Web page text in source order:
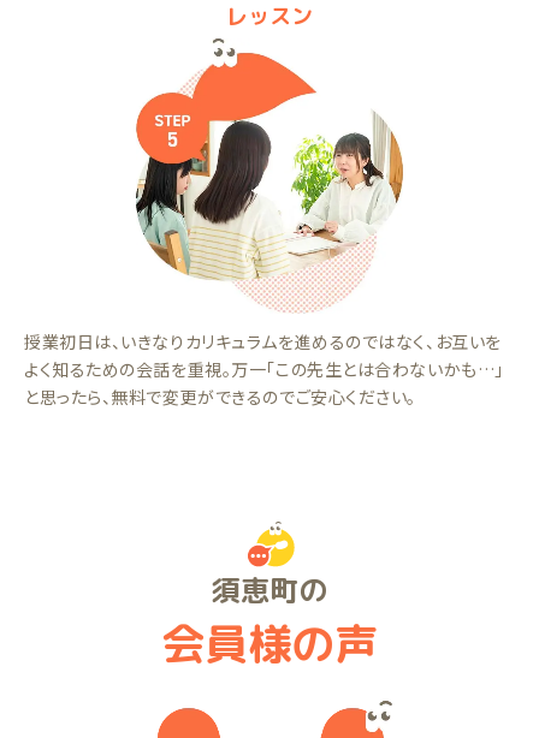
レッスン
授業初日は、いきなりカリキュラムを進めるのではなく、お互いを
よく知るための会話を重視。万一「この先生とは合わないかも…」
と思ったら、無料で変更ができるのでご安心ください。
須恵町の
会員様の声